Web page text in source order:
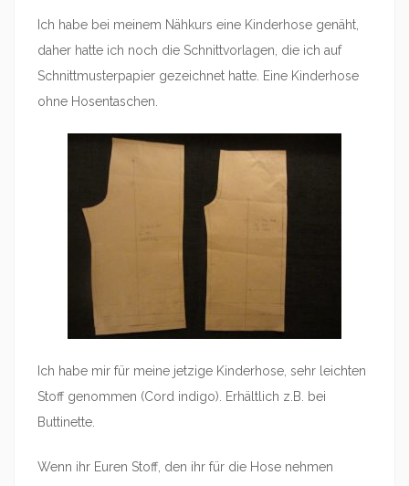
Ich habe bei meinem Nähkurs eine Kinderhose genäht,
daher hatte ich noch die Schnittvorlagen, die ich auf
Schnittmusterpapier gezeichnet hatte. Eine Kinderhose
ohne Hosentaschen.
Ich habe mir für meine jetzige Kinderhose, sehr leichten
Stoff genommen (Cord indigo). Erhältlich z.B. bei
Buttinette.
Wenn ihr Euren Stoff, den ihr für die Hose nehmen